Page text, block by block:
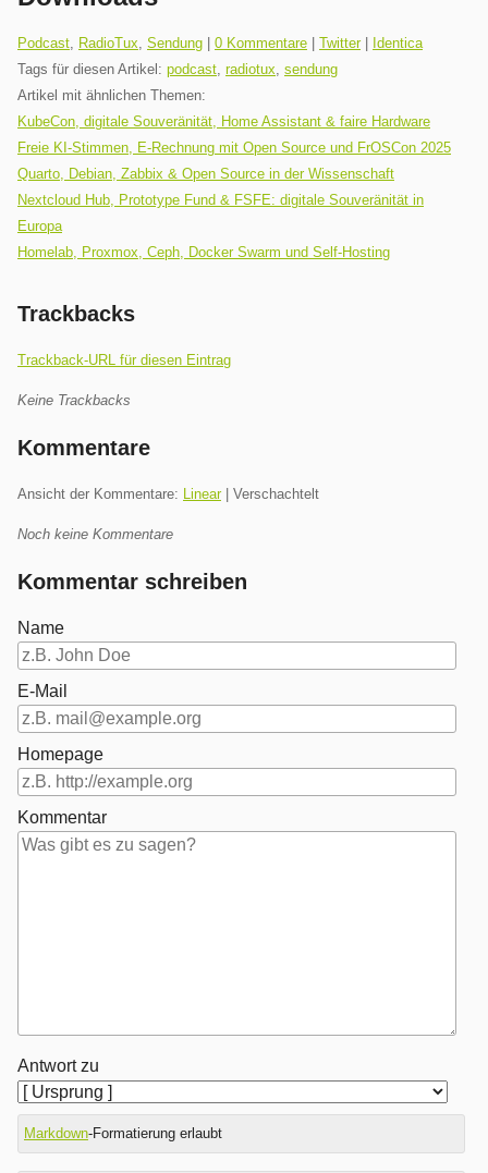
Kategorien:
Podcast, RadioTux, Sendung 0 Kommentare Twitter|
Identica
Tags für diesen Artikel: podcast, radiotux, sendung
Artikel mit ähnlichen Themen:
KubeCon, digitale Souveränität, Home Assistant & faire Hardware
Freie KI-Stimmen, E-Rechnung mit Open Source und FrOSCon 2025
Quarto, Debian, Zabbix & Open Source in der Wissenschaft
Nextcloud Hub, Prototype Fund & FSFE: digitale Souveränität in
Europa
Homelab, Proxmox, Ceph, Docker Swarm und Self-Hosting
Trackbacks
Trackback-URL für diesen Eintrag
Keine Trackbacks
Kommentare
Ansicht der Kommentare: Linear| Verschachtelt
Noch keine Kommentare
Kommentar schreiben
Name
E-Mail
Homepage
Kommentar
Antwort zu
Markdown-Formatierung erlaubt